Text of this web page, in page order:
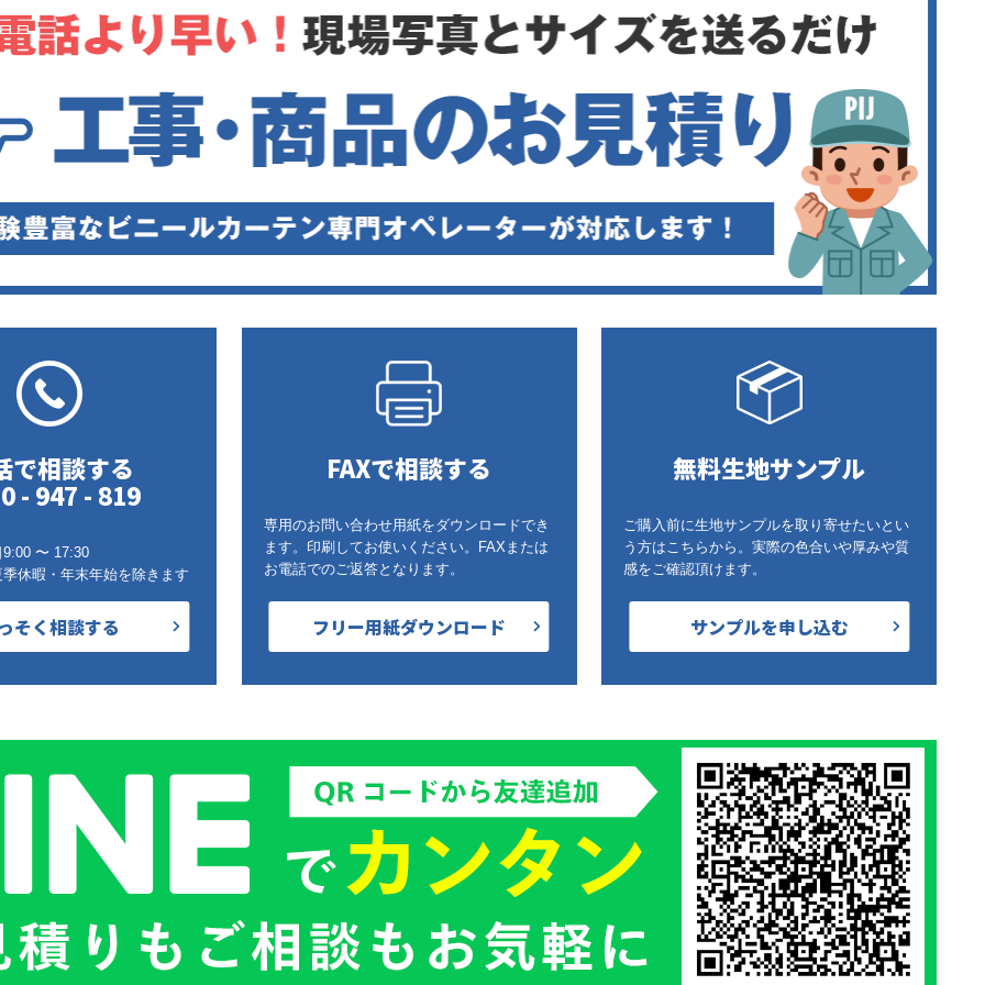
で相談する
- 947 - 819
〜 17:30
休暇・年末年始を除きます
そく相談する
FAXで相談する
専用のお問い合わせ用紙をダウンロードでき
ます。印刷してお使いください。FAXまたは
お電話でのご返答となります。
フリー用紙ダウンロード
無料生地サンプル
ご購入前に生地サンプルを取り寄せたいとい
う方はこちらから。実際の色合いや厚みや質
感をご確認頂けます。
サンプルを申し込む